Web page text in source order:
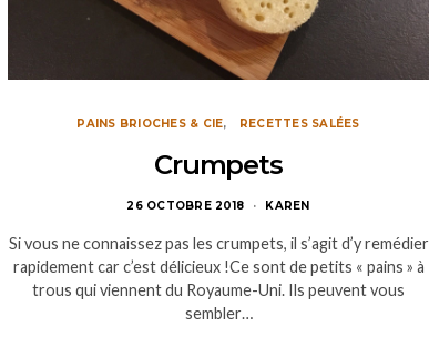
PAINS BRIOCHES & CIE RECETTES SALÉES
Crumpets
26 OCTOBRE 2018 KAREN
Si vous ne connaissez pas les crumpets, il s’agit d’y remédier
rapidement car c’est délicieux !Ce sont de petits « pains » à
trous qui viennent du Royaume-Uni. Ils peuvent vous
sembler…